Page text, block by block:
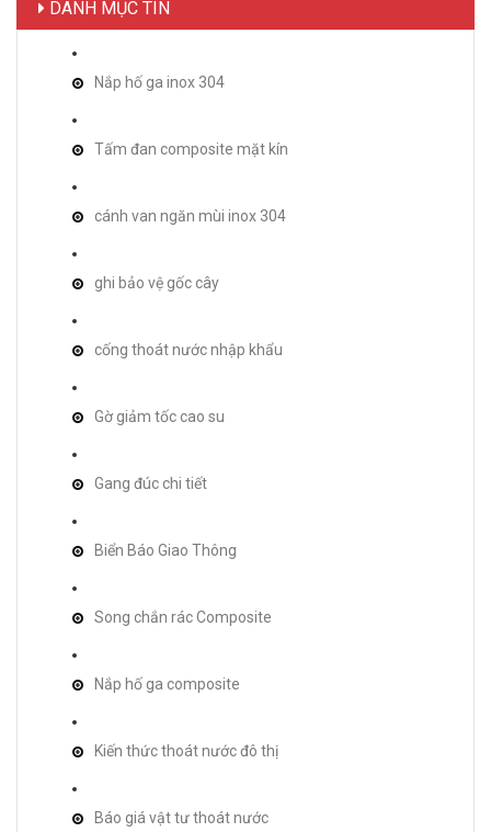
DANH MỤC TIN
Nắp hố ga inox 304
Tấm đan composite mặt kín
cánh van ngăn mùi inox 304
ghi bảo vệ gốc cây
cống thoát nước nhập khẩu
Gờ giảm tốc cao su
Gang đúc chi tiết
Biển Báo Giao Thông
Song chắn rác Composite
Nắp hố ga composite
Kiến thức thoát nước đô thị
Báo giá vật tư thoát nước